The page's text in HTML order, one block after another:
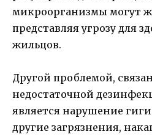
микроорганизмы могут
представляя угрозу для
жильцов.
Другой проблемой,
недостаточной
является нарушение
другие загрязнения,